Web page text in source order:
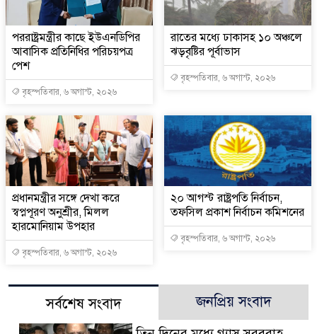
পররাষ্ট্রমন্ত্রীর কা‌ছে ইউএনডিপির
আবাসিক প্রতিনিধির পরিচয়পত্র
পেশ
বৃহস্পতিবার, ৬ অগাস্ট, ২০২৬
রাতের মধ্যে ঢাকাসহ ১০ অঞ্চলে
ঝড়বৃষ্টির পূর্বাভাস
বৃহস্পতিবার, ৬ অগাস্ট, ২০২৬
প্রধানমন্ত্রীর সঙ্গে দেখা করে
স্বপ্নপূরণ অনুশ্রীর, মিলল
হারমোনিয়াম উপহার
বৃহস্পতিবার, ৬ অগাস্ট, ২০২৬
২০ আগস্ট রাষ্ট্রপতি নির্বাচন,
তফসিল প্রকাশ নির্বাচন কমিশনের
বৃহস্পতিবার, ৬ অগাস্ট, ২০২৬
সর্বশেষ সংবাদ জনপ্রিয় সংবাদ